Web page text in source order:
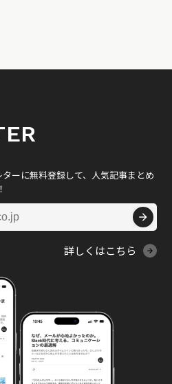
ーに無料登録して、人気記事まとめ
詳しくはこちら